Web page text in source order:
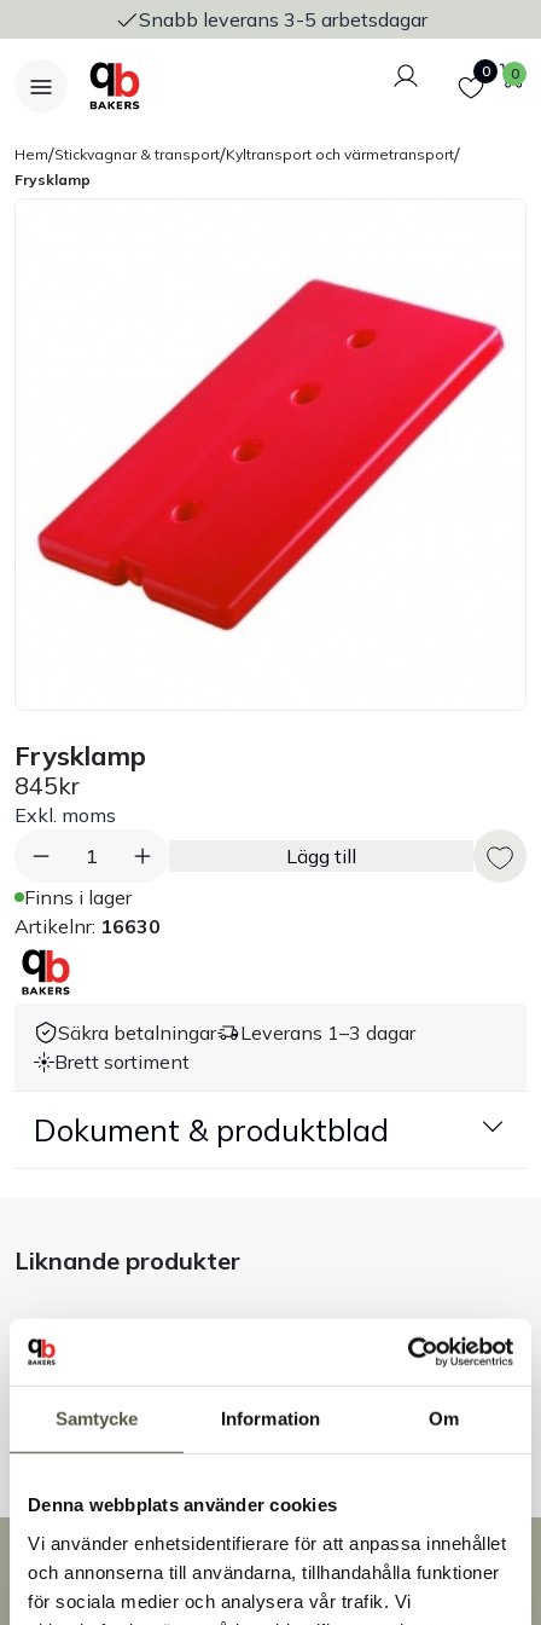
Samtycke Information Om
Denna webbplats använder cookies
Vi använder enhetsidentifierare för att anpassa innehållet
och annonserna till användarna, tillhandahålla funktioner
för sociala medier och analysera vår trafik. Vi
Snabb leverans 3-5 arbetsdagar
Logga in
Favoriter
0 0
Bageriplåtar & bakformar
Stickvagnar & transport
Utensilier
Bord
Exponering & servering
Städutrustning
Arbetskläder
Plåtbyte
Monin
Handla efter bransch
Outlet
Om Bakers
Hem/Stickvagnar & transport/Kyltransport och värmetransport/
Frysklamp
Frysklamp
845kr
Exkl. moms
1
Lägg till
Finns i lager
Artikelnr: 16630
Säkra betalningar
Leverans 1–3 dagar
Brett sortiment
Dokument & produktblad
Liknande produkter
Snabb leverans
Leverans inom 3-5 arbetsdagar.
Brett sortiment